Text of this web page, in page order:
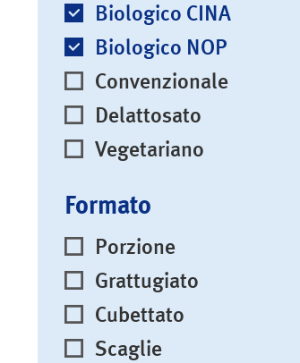
Biologico CINA
Biologico NOP
Convenzionale
Delattosato
Vegetariano
Formato
Porzione
Grattugiato
Cubettato
Scaglie